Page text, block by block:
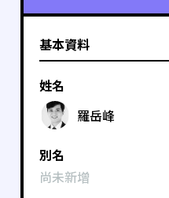
基本資料
姓名
羅岳峰
別名
尚未新增